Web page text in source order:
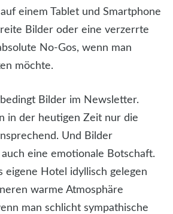
einem Tablet und Smartphone
Bilder oder eine verzerrte
No-Gos, wenn man
möchte.
Bilder im Newsletter.
in der heutigen Zeit nur die
Und Bilder
eine emotionale Botschaft.
eigene Hotel idyllisch gelegen
warme Atmosphäre
man schlicht sympathische